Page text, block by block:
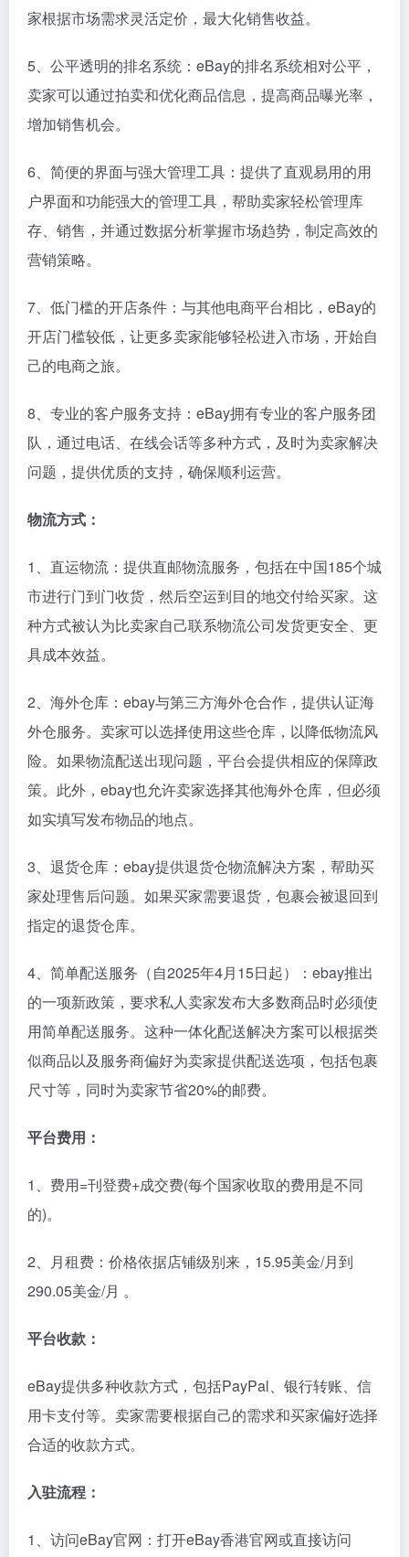
家根据市场需求灵活定价，最大化销售收益。
5、公平透明的排名系统：eBay的排名系统相对公平，
卖家可以通过拍卖和优化商品信息，提高商品曝光率，
增加销售机会。
6、简便的界面与强大管理工具：提供了直观易用的用
户界面和功能强大的管理工具，帮助卖家轻松管理库
存、销售，并通过数据分析掌握市场趋势，制定高效的
营销策略。
7、低门槛的开店条件：与其他电商平台相比，eBay的
开店门槛较低，让更多卖家能够轻松进入市场，开始自
己的电商之旅。
8、专业的客户服务支持：eBay拥有专业的客户服务团
队，通过电话、在线会话等多种方式，及时为卖家解决
问题，提供优质的支持，确保顺利运营。
物流方式：
1、直运物流：提供直邮物流服务，包括在中国185个城
市进行门到门收货，然后空运到目的地交付给买家。这
种方式被认为比卖家自己联系物流公司发货更安全、更
具成本效益。
2、海外仓库：ebay与第三方海外仓合作，提供认证海
外仓服务。卖家可以选择使用这些仓库，以降低物流风
险。如果物流配送出现问题，平台会提供相应的保障政
策。此外，ebay也允许卖家选择其他海外仓库，但必须
如实填写发布物品的地点。
3、退货仓库：ebay提供退货仓物流解决方案，帮助买
家处理售后问题。如果买家需要退货，包裹会被退回到
指定的退货仓库。
4、简单配送服务（自2025年4月15日起）：ebay推出
的一项新政策，要求私人卖家发布大多数商品时必须使
用简单配送服务。这种一体化配送解决方案可以根据类
似商品以及服务商偏好为卖家提供配送选项，包括包裹
尺寸等，同时为卖家节省20%的邮费。
平台费用：
1、费用=刊登费+成交费(每个国家收取的费用是不同
的)。
2、月租费：价格依据店铺级别来，15.95美金/月到
290.05美金/月 。
平台收款：
eBay提供多种收款方式，包括PayPal、银行转账、信
用卡支付等。卖家需要根据自己的需求和买家偏好选择
合适的收款方式。
入驻流程：
1、访问eBay官网：打开eBay香港官网或直接访问